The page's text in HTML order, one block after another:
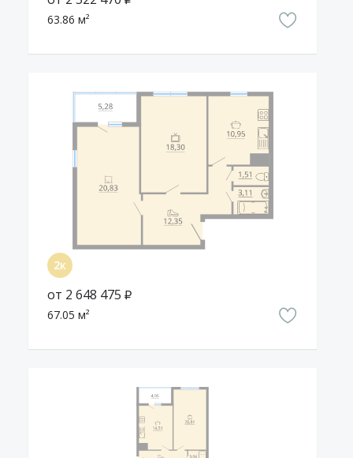
детскую площадку, а сами заниматься домашними
делами.
Cообщить о неточности в описании
63.86 м²
от 2 648 475 ₽
67.05 м²